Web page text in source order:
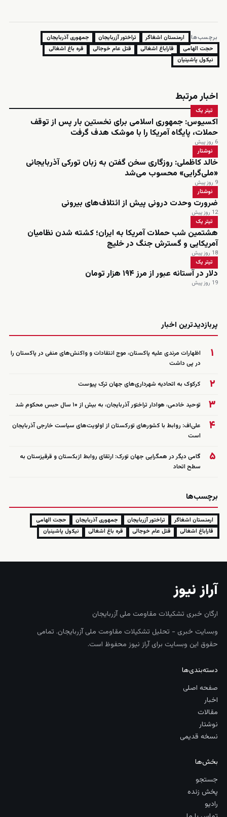
برچسب‌ها: ارمنستان اشغاگر تراختور آزربایجان
جمهوری آذربایجان
حجت الهامی
قاراباغ اشغالی قتل عام خوجالی
قره باغ اشغالی
نیکول پاشینیان
اخبار مرتبط
تیتر یک
اکسیوس: جمهوری اسلامی برای نخستین بار پس از توقف
حملات، پایگاه آمریکا را با موشک هدف گرفت
6 روز پیش
نوشتار
خالد کاظملی: روزگاری سخن گفتن به زبان تورکی آذربایجانی
«ملی‌گرایی» محسوب می‌شد
9 روز پیش
نوشتار
ضرورت وحدت درونی پیش از ائتلاف‌های بیرونی
12 روز پیش
تیتر یک
هشتمین شب حملات آمریکا به ایران؛ کشته شدن نظامیان
آمریکایی و گسترش جنگ در خلیج
18 روز پیش
تیتر یک
دلار در آستانه عبور از مرز ۱۹۴ هزار تومان
19 روز پیش
پربازدیدترین اخبار
۱
اظهارات مرندی علیه پاکستان، موج انتقادات و واکنش‌های منفی در پاکستان را
در پی داشت
۲ کرکوک به اتحادیه شهرداری‌های جهان ترک پیوست
۳ توحید خادمی، هوادار تراختور آذربایجان، به بیش از ۱۰ سال حبس محکوم شد
۴
علی‌اف: روابط با کشورهای تورکستان از اولویت‌های سیاست خارجی آذربایجان
است
۵
گامی دیگر در همگرایی جهان تورک: ارتقای روابط ازبکستان و قرقیزستان به
سطح اتحاد
برچسب‌ها
ارمنستان اشغاگر تراختور آزربایجان جمهوری آذربایجان
حجت الهامی
قاراباغ اشغالی
قتل عام خوجالی قره باغ اشغالی نیکول پاشینیان
آراز نیوز
ارگان خبری تشکیلات مقاومت ملی آزربایجان
وبسایت خبری - تحلیل تشکیلات مقاومت ملی آزربایجان. تمامی
حقوق این وبسایت برای آراز نیوز محفوظ است.
دسته‌بندی‌ها
صفحه اصلی
اخبار
مقالات
نوشتار
نسخه قدیمی
بخش‌ها
جستجو
پخش زنده
رادیو